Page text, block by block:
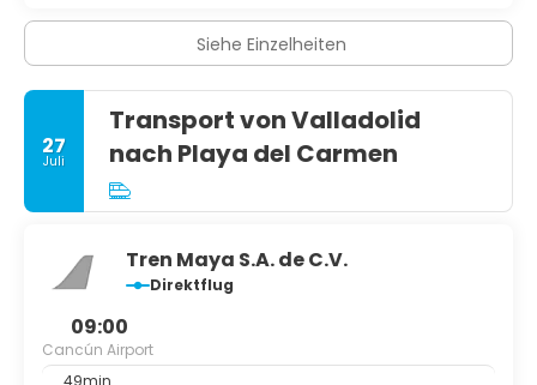
Siehe Einzelheiten
27
Juli
Transport von Valladolid
nach Playa del Carmen
Tren Maya S.A. de C.V.
Direktflug
09:00
Cancún Airport
49min